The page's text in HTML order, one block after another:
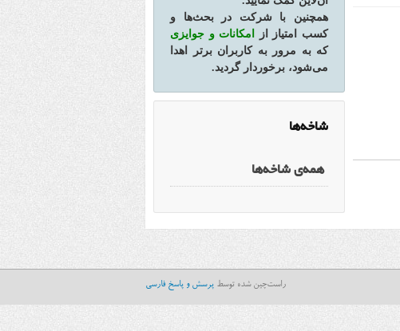
همچنین با شرکت در بحث‌ها و
کسب امتیاز از
امکانات و جوایزی
که به مرور به کاربران برتر اهدا
می‌شود، برخوردار گردید.
شاخه‌ها
همه‌ی شاخه‌ها
راست‌چین شده توسط پرسش و پاسخ فارسی